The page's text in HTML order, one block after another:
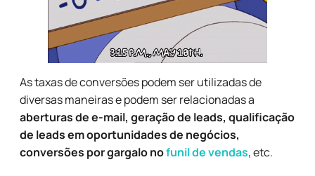
As taxas de conversões podem ser utilizadas de
diversas maneiras e podem ser relacionadas a
aberturas de e-mail, geração de leads, qualificação
de leads em oportunidades de negócios,
conversões por gargalo nofunil de vendas, etc.